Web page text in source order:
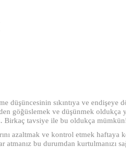
sıkıntıya ve endişeye
göğüslemek ve düşünmek oldukça
Birkaç tavsiye ile bu oldukça
azaltmak ve kontrol etmek haftaya
bu durumdan kurtulmanızı